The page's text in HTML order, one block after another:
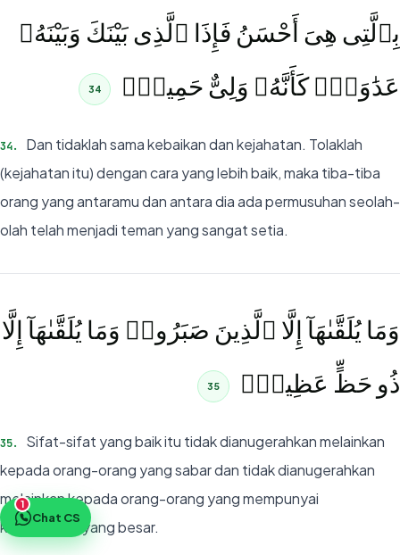
بِٱلَّتِى هِىَ أَحْسَنُ فَإِذَا ٱلَّذِى بَيْنَكَ وَبَيْنَهُۥ
عَدَٰوَةٌۭ كَأَنَّهُۥ وَلِىٌّ حَمِيمٌۭ
34
34.
Dan tidaklah sama kebaikan dan kejahatan. Tolaklah
(kejahatan itu) dengan cara yang lebih baik, maka tiba-tiba
orang yang antaramu dan antara dia ada permusuhan seolah-
olah telah menjadi teman yang sangat setia.
وَمَا يُلَقَّىٰهَآ إِلَّا ٱلَّذِينَ صَبَرُوا۟ وَمَا يُلَقَّىٰهَآ إِلَّا
ذُو حَظٍّ عَظِيمٍۢ
35
35.
Sifat-sifat yang baik itu tidak dianugerahkan melainkan
kepada orang-orang yang sabar dan tidak dianugerahkan
melainkan kepada orang-orang yang mempunyai
keuntungan yang besar.
Chat CS
1